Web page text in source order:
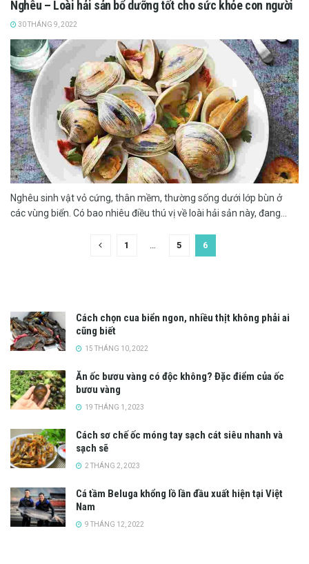
Nghêu – Loài hải sản bổ dưỡng tốt cho sức khỏe con người
30 THÁNG 9, 2022
Nghêu sinh vật vỏ cứng, thân mềm, thường sống dưới lớp bùn ở
các vùng biển. Có bao nhiêu điều thú vị về loài hải sản này, đang...
1 … 5 6
Cách chọn cua biển ngon, nhiều thịt không phải ai
cũng biết
15 THÁNG 10, 2022
Ăn ốc bươu vàng có độc không? Đặc điểm của ốc
bươu vàng
19 THÁNG 1, 2023
Cách sơ chế ốc móng tay sạch cát siêu nhanh và
sạch sẽ
2 THÁNG 2, 2023
Cá tầm Beluga khổng lồ lần đầu xuất hiện tại Việt
Nam
9 THÁNG 12, 2022